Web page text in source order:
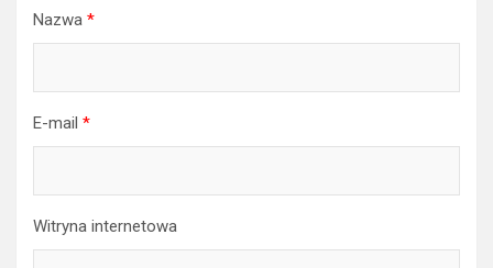
Nazwa *
E-mail *
Witryna internetowa